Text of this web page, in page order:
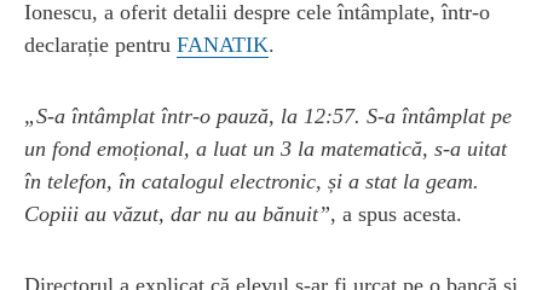
Ionescu, a oferit detalii despre cele întâmplate, într-o
declarație pentru FANATIK.
„S-a întâmplat într-o pauză, la 12:57. S-a întâmplat pe
un fond emoțional, a luat un 3 la matematică, s-a uitat
în telefon, în catalogul electronic, și a stat la geam.
Copiii au văzut, dar nu au bănuit”, a spus acesta.
Directorul a explicat că elevul s-ar fi urcat pe o bancă și